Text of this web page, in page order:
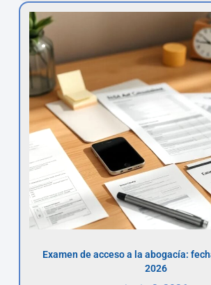
Examen de acceso a la abogacía:
2026